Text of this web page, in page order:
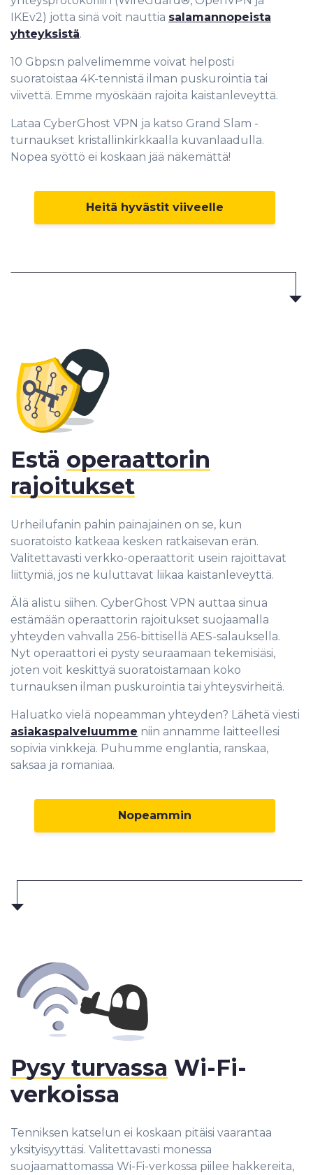
IKEv2) jotta sinä voit nauttia salamannopeista
yhteyksistä.
10 Gbps:n palvelimemme voivat helposti
suoratoistaa 4K-tennistä ilman puskurointia tai
viivettä. Emme myöskään rajoita kaistanleveyttä.
Lataa CyberGhost VPN ja katso Grand Slam -
turnaukset kristallinkirkkaalla kuvanlaadulla.
Nopea syöttö ei koskaan jää näkemättä!
Heitä hyvästit viiveelle
Urheilufanin pahin painajainen on se, kun
suoratoisto katkeaa kesken ratkaisevan erän.
Valitettavasti verkko-operaattorit usein rajoittavat
liittymiä, jos ne kuluttavat liikaa kaistanleveyttä.
Älä alistu siihen. CyberGhost VPN auttaa sinua
estämään operaattorin rajoitukset suojaamalla
yhteyden vahvalla 256-bittisellä AES-salauksella.
Nyt operaattori ei pysty seuraamaan tekemisiäsi,
joten voit keskittyä suoratoistamaan koko
turnauksen ilman puskurointia tai yhteysvirheitä.
Haluatko vielä nopeamman yhteyden? Lähetä viesti
asiakaspalveluumme niin annamme laitteellesi
sopivia vinkkejä. Puhumme englantia, ranskaa,
saksaa ja romaniaa.
Nopeammin
Estä operaattorin
rajoitukset
Pysy turvassa Wi-Fi-
verkoissa
Tenniksen katselun ei koskaan pitäisi vaarantaa
yksityisyyttäsi. Valitettavasti monessa
suojaamattomassa Wi-Fi-verkossa piilee hakkereita,